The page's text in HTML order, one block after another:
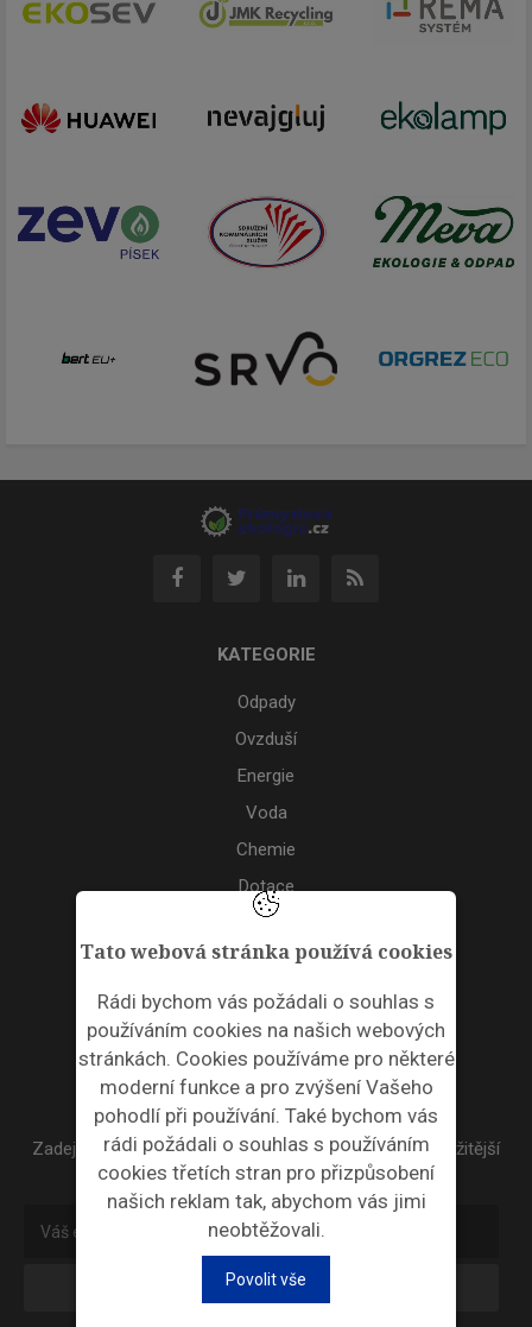
Tato webová stránka používá cookies
Rádi bychom vás požádali o souhlas s
používáním cookies na našich webových
stránkách. Cookies používáme pro některé
moderní funkce a pro zvýšení Vašeho
pohodlí při používání. Také bychom vás
rádi požádali o souhlas s používáním
cookies třetích stran pro přizpůsobení
našich reklam tak, abychom vás jimi
neobtěžovali.
Povolit vše
KATEGORIE
Odpady
Ovzduší
Energie
Voda
Chemie
Dotace
Akce
ODPADNÍ PLASTY
NEWSLETTER
Zadejte váš email a my Vám budeme zasílat ty nejdůležitější
informace, maximálně 1x týdně.
Odebírat